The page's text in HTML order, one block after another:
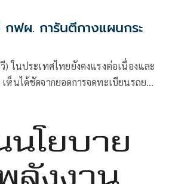
ฟผ. การันตีกางแผนกระ
ในประเทศไทยยังคงแรงต่อเนื่องและ
ห็นได้ชัดจากยอดการจดทะเบียนรถยนต์